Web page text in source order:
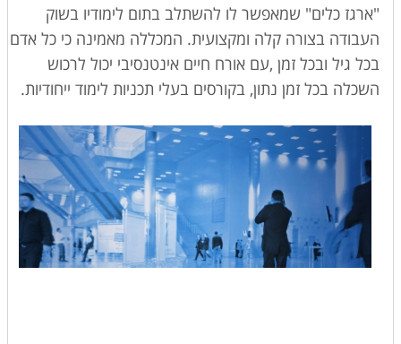
"ארגז כלים" שמאפשר לו להשתלב בתום לימודיו בשוק
העבודה בצורה קלה ומקצועית. המכללה מאמינה כי כל אדם
בכל גיל ובכל זמן ,עם אורח חיים אינטנסיבי יכול לרכוש
השכלה בכל זמן נתון, בקורסים בעלי תכניות לימוד ייחודיות.